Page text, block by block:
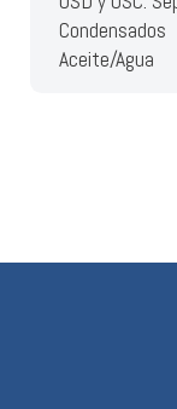
Condensados
Aceite/Agua